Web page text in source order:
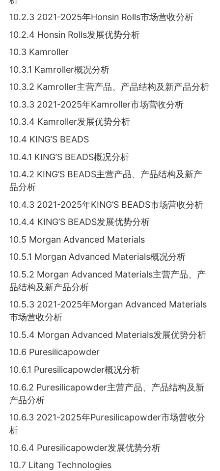
10.2.3 2021-2025年Honsin Rolls市场营收分析
10.2.4 Honsin Rolls发展优势分析
10.3 Kamroller
10.3.1 Kamroller概况分析
10.3.2 Kamroller主营产品、产品结构及新产品分析
10.3.3 2021-2025年Kamroller市场营收分析
10.3.4 Kamroller发展优势分析
10.4 KING’S BEADS
10.4.1 KING’S BEADS概况分析
10.4.2 KING’S BEADS主营产品、产品结构及新产
品分析
10.4.3 2021-2025年KING’S BEADS市场营收分析
10.4.4 KING’S BEADS发展优势分析
10.5 Morgan Advanced Materials
10.5.1 Morgan Advanced Materials概况分析
10.5.2 Morgan Advanced Materials主营产品、产
品结构及新产品分析
10.5.3 2021-2025年Morgan Advanced Materials
市场营收分析
10.5.4 Morgan Advanced Materials发展优势分析
10.6 Puresilicapowder
10.6.1 Puresilicapowder概况分析
10.6.2 Puresilicapowder主营产品、产品结构及新
产品分析
10.6.3 2021-2025年Puresilicapowder市场营收分
析
10.6.4 Puresilicapowder发展优势分析
10.7 Litang Technologies